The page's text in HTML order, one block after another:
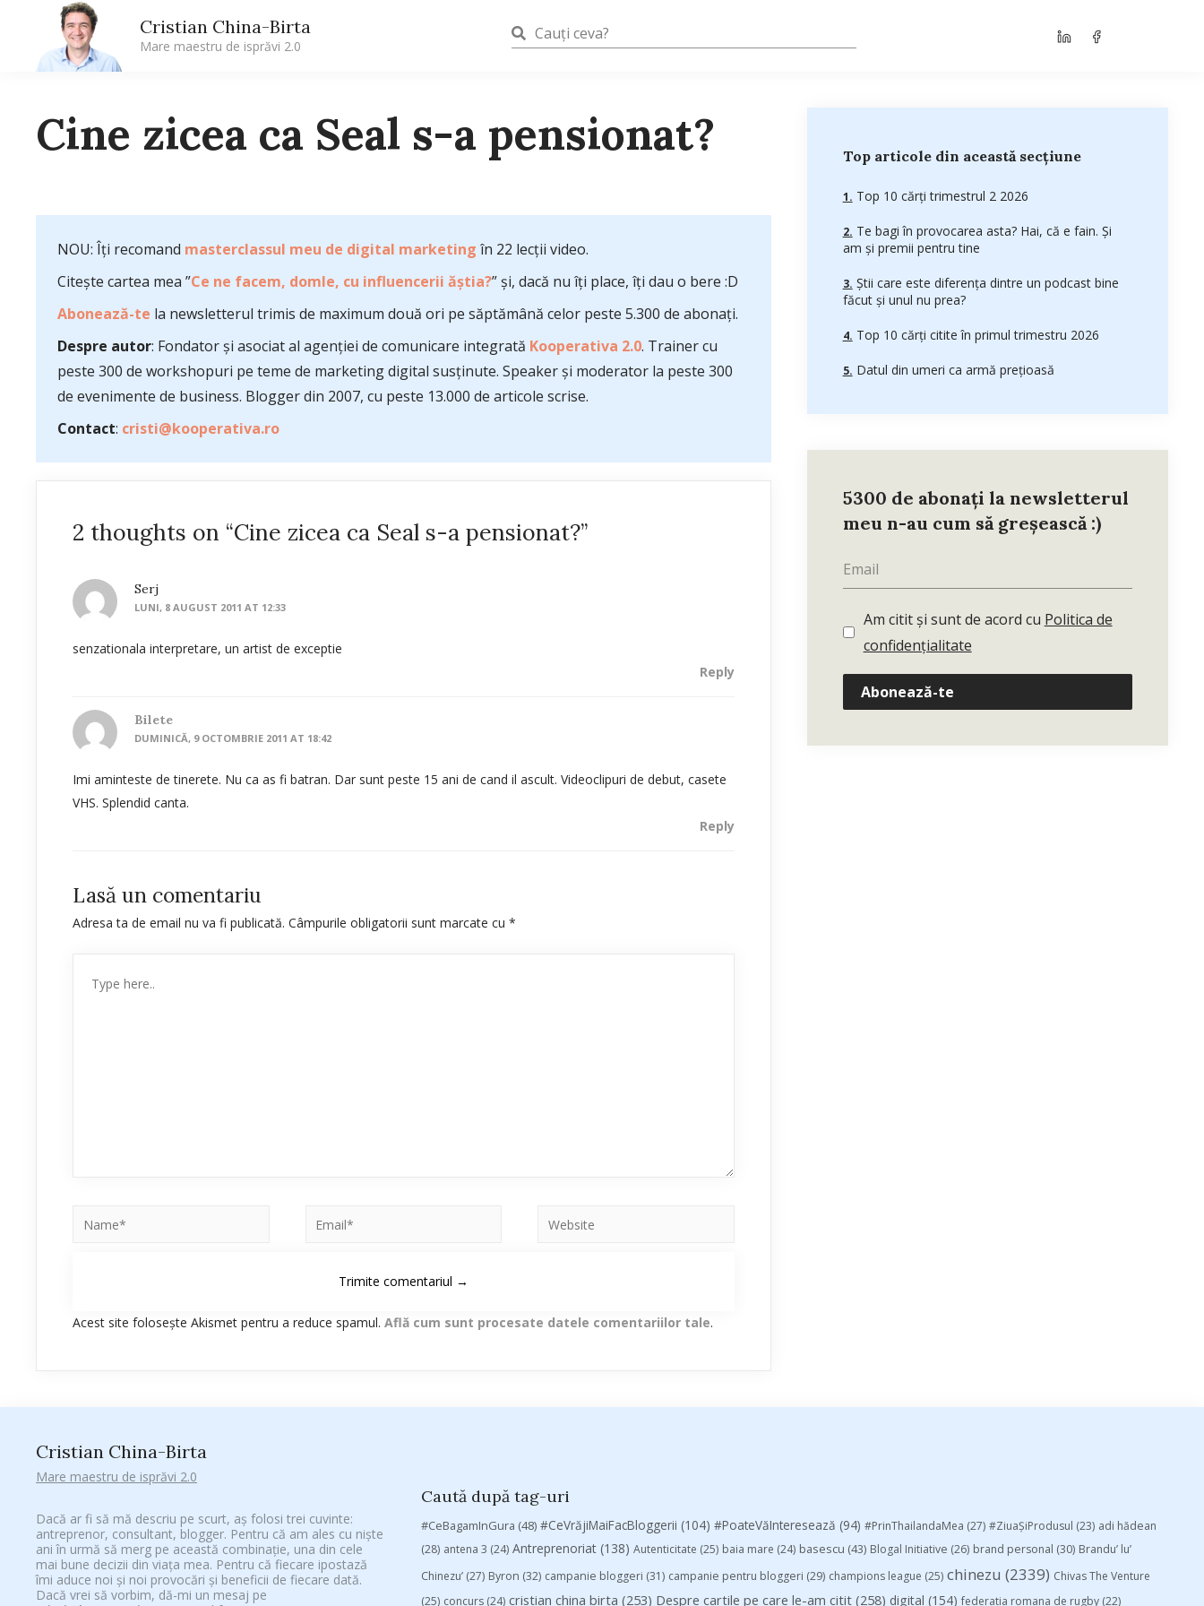
Cristian China-Birta
Mare maestru de isprăvi 2.0
Cine zicea ca Seal s-a pensionat?
NOU: Îți recomand masterclassul meu de digital marketing în 22 lecții video.
Citește cartea mea ”Ce ne facem, domle, cu influencerii ăștia?” și, dacă nu îți place, îți dau o bere :D
Abonează-te la newsletterul trimis de maximum două ori pe săptămână celor peste 5.300 de abonați.
Despre autor: Fondator și asociat al agenției de comunicare integrată Kooperativa 2.0. Trainer cu
peste 300 de workshopuri pe teme de marketing digital susținute. Speaker și moderator la peste 300
de evenimente de business. Blogger din 2007, cu peste 13.000 de articole scrise.
Contact: cristi@kooperativa.ro
2 thoughts on “Cine zicea ca Seal s-a pensionat?”
Serj
LUNI, 8 AUGUST 2011 AT 12:33
senzationala interpretare, un artist de exceptie
Reply
Bilete
DUMINICĂ, 9 OCTOMBRIE 2011 AT 18:42
Imi aminteste de tinerete. Nu ca as fi batran. Dar sunt peste 15 ani de cand il ascult. Videoclipuri de debut, casete
VHS. Splendid canta.
Reply
Lasă un comentariu
Adresa ta de email nu va fi publicată. Câmpurile obligatorii sunt marcate cu *
Acest site folosește Akismet pentru a reduce spamul. Află cum sunt procesate datele comentariilor tale.
Top articole din această secțiune
Top 10 cărți trimestrul 2 2026
Te bagi în provocarea asta? Hai, că e fain. Și
am și premii pentru tine
Știi care este diferența dintre un podcast bine
făcut și unul nu prea?
Top 10 cărți citite în primul trimestru 2026
Datul din umeri ca armă prețioasă
5300 de abonați la newsletterul
meu n-au cum să greșească :)
Am citit și sunt de acord cu Politica de
confidențialitate
Abonează-te
Cristian China-Birta
Mare maestru de isprăvi 2.0
Dacă ar fi să mă descriu pe scurt, aș folosi trei cuvinte:
antreprenor, consultant, blogger. Pentru că am ales cu niște
ani în urmă să merg pe această combinație, una din cele
mai bune decizii din viața mea. Pentru că fiecare ipostază
îmi aduce noi și noi provocări și beneficii de fiecare dată.
Dacă vrei să vorbim, dă-mi un mesaj pe
Caută după tag-uri
#CeBagamInGura (48) #CeVrăjiMaiFacBloggerii (104) #PoateVăInteresează (94) #PrinThailandaMea (27) #ZiuaȘiProdusul (23) adi hădean
(28) antena 3 (24) Antreprenoriat (138) Autenticitate (25) baia mare (24) basescu (43) Blogal Initiative (26) brand personal (30) Brandu’ lu’
Chinezu’ (27) Byron (32) campanie bloggeri (31) campanie pentru bloggeri (29) champions league (25) chinezu (2339) Chivas The Venture
(25) concurs (24) cristian china birta (253) Despre cartile pe care le-am citit (258) digital (154) federatia romana de rugby (22)